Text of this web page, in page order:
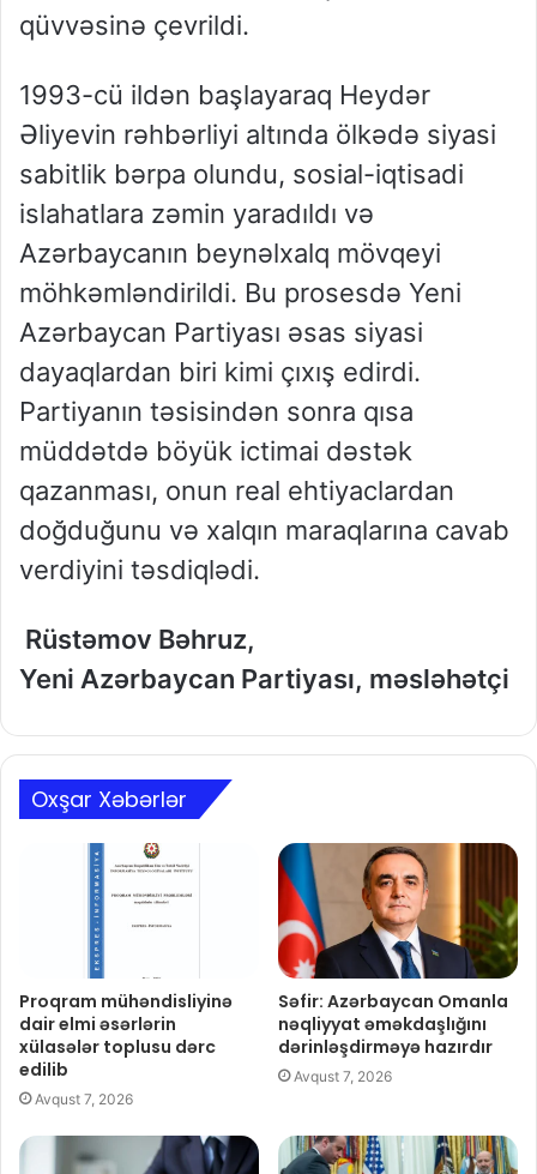
qüvvəsinə çevrildi.
1993-cü ildən başlayaraq Heydər
Əliyevin rəhbərliyi altında ölkədə siyasi
sabitlik bərpa olundu, sosial-iqtisadi
islahatlara zəmin yaradıldı və
Azərbaycanın beynəlxalq mövqeyi
möhkəmləndirildi. Bu prosesdə Yeni
Azərbaycan Partiyası əsas siyasi
dayaqlardan biri kimi çıxış edirdi.
Partiyanın təsisindən sonra qısa
müddətdə böyük ictimai dəstək
qazanması, onun real ehtiyaclardan
doğduğunu və xalqın maraqlarına cavab
verdiyini təsdiqlədi.
Rüstəmov Bəhruz,
Yeni Azərbaycan Partiyası, məsləhətçi
Oxşar Xəbərlər
Proqram mühəndisliyinə
dair elmi əsərlərin
xülasələr toplusu dərc
edilib
Avqust 7, 2026
Səfir: Azərbaycan Omanla
nəqliyyat əməkdaşlığını
dərinləşdirməyə hazırdır
Avqust 7, 2026